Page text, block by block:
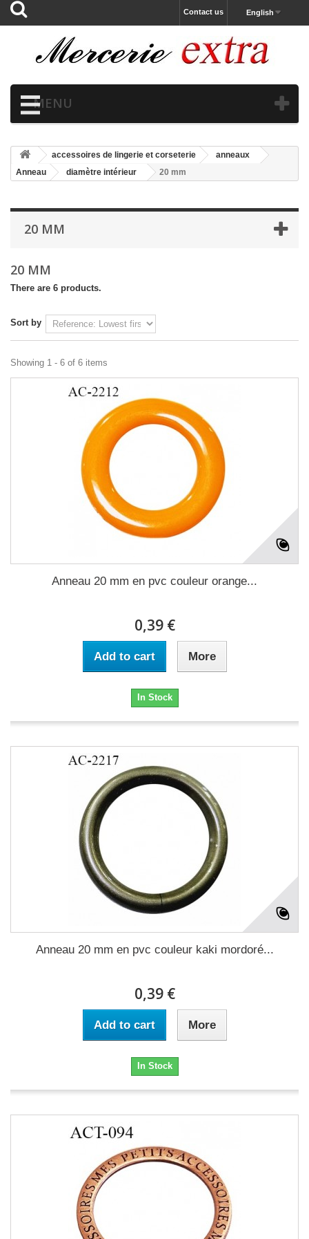
English
Contact us
MENU
accessoires de lingerie et corseterie
anneaux
Anneau
diamètre intérieur 20 mm
20 MM
20 MM
There are 6 products.
Sort by
Showing 1 - 6 of 6 items
Anneau 20 mm en pvc couleur orange...
0,39 €
Add to cart More
In Stock
Anneau 20 mm en pvc couleur kaki mordoré...
0,39 €
Add to cart More
In Stock